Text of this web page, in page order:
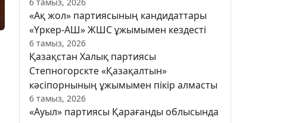
«Ақ жол» партиясының кандидаттары
«Үркер-АШ» ЖШС ұжымымен кездесті
6 тамыз, 2026
Қазақстан Халық партиясы
Степногорскте «Қазақалтын»
кәсіпорнының ұжымымен пікір алмасты
6 тамыз, 2026
«Ауыл» партиясы Қарағанды облысында